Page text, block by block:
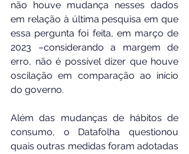
não houve mudança nesses dados
em relação à última pesquisa em que
essa pergunta foi feita, em março de
2023 –considerando a margem de
erro, não é possível dizer que houve
oscilação em comparação ao início
do governo.
Além das mudanças de hábitos de
consumo, o Datafolha questionou
quais outras medidas foram adotadas